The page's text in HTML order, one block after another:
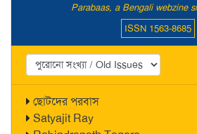
Parabaas, a Bengali webzine
ISSN 1563-8685
ছোটদের পরবাস
Satyajit Ray